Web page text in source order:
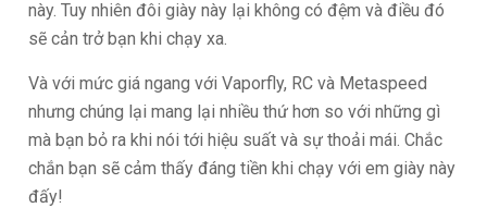
này. Tuy nhiên đôi giày này lại không có đệm và điều đó
sẽ cản trở bạn khi chạy xa.
Và với mức giá ngang với Vaporfly, RC và Metaspeed
nhưng chúng lại mang lại nhiều thứ hơn so với những gì
mà bạn bỏ ra khi nói tới hiệu suất và sự thoải mái. Chắc
chắn bạn sẽ cảm thấy đáng tiền khi chạy với em giày này
đấy!